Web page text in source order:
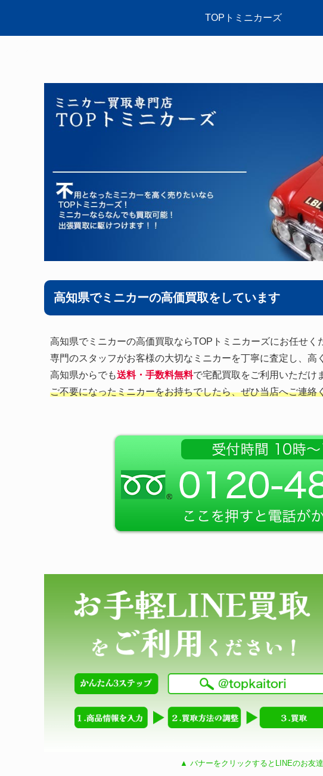
TOPトミニカーズ
高知県でミニカーの高価買取をしています
高知県でミニカーの高価買取ならTOPトミニカーズにお任せく
専門のスタッフがお客様の大切なミニカーを丁寧に査定し、高
高知県からでも送料・手数料無料で宅配買取をご利用いただけ
ご不要になったミニカーをお持ちでしたら、ぜひ当店へご連絡
▲ バナーをクリックするとLINEのお友達